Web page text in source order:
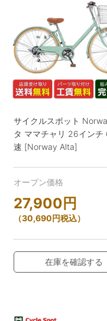
サイクルスポット
タ ママチャリ 26インチ
速 [Norway Alta]
オープン価格
27,900 円
（30,690円税込）
在庫を確認する